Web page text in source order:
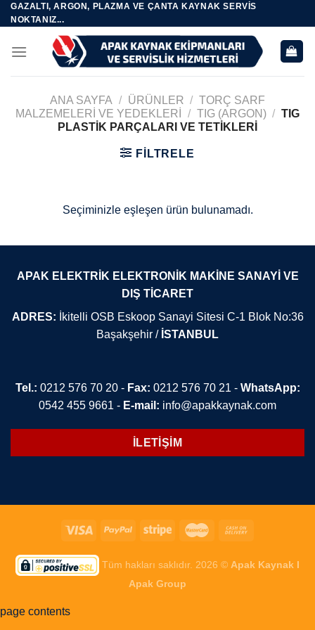
Skip
to
GAZALTI, ARGON, PLAZMA VE ÇANTA KAYNAK SERVIS
NOKTANIZ...
ANA SAYFA / ÜRÜNLER / TORÇ SARF
MALZEMELERI VE YEDEKLERI
/ TIG (ARGON) / TIG
PLASTIK PARÇALARI VE TETIKLERI
FILTRELE
Seçiminizle eşleşen ürün bulunamadı.
APAK ELEKTRİK ELEKTRONİK MAKİNE SANAYİ VE
DIŞ TİCARET
ADRES: İkitelli OSB Eskoop Sanayi Sitesi C-1 Blok No:36
Başakşehir / İSTANBUL
Tel.: 0212 576 70 20 - Fax: 0212 576 70 21 - WhatsApp:
0542 455 9661 - E-mail: info@apakkaynak.com
İLETİŞİM
Tüm hakları saklıdır. 2026 © Apak Kaynak I
Apak Group
page contents